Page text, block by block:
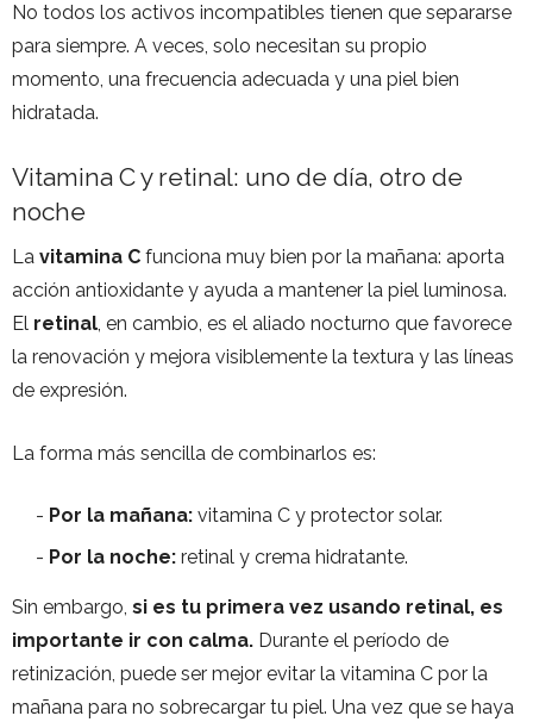
No todos los activos incompatibles tienen que separarse
para siempre. A veces, solo necesitan su propio
momento, una frecuencia adecuada y una piel bien
hidratada.
Vitamina C y retinal: uno de día, otro de
noche
La vitamina C funciona muy bien por la mañana: aporta
acción antioxidante y ayuda a mantener la piel luminosa.
El retinal, en cambio, es el aliado nocturno que favorece
la renovación y mejora visiblemente la textura y las líneas
de expresión.
La forma más sencilla de combinarlos es:
Por la mañana: vitamina C y protector solar.
Por la noche: retinal y crema hidratante.
Sin embargo, si es tu primera vez usando retinal, es
importante ir con calma. Durante el período de
retinización, puede ser mejor evitar la vitamina C por la
mañana para no sobrecargar tu piel. Una vez que se haya